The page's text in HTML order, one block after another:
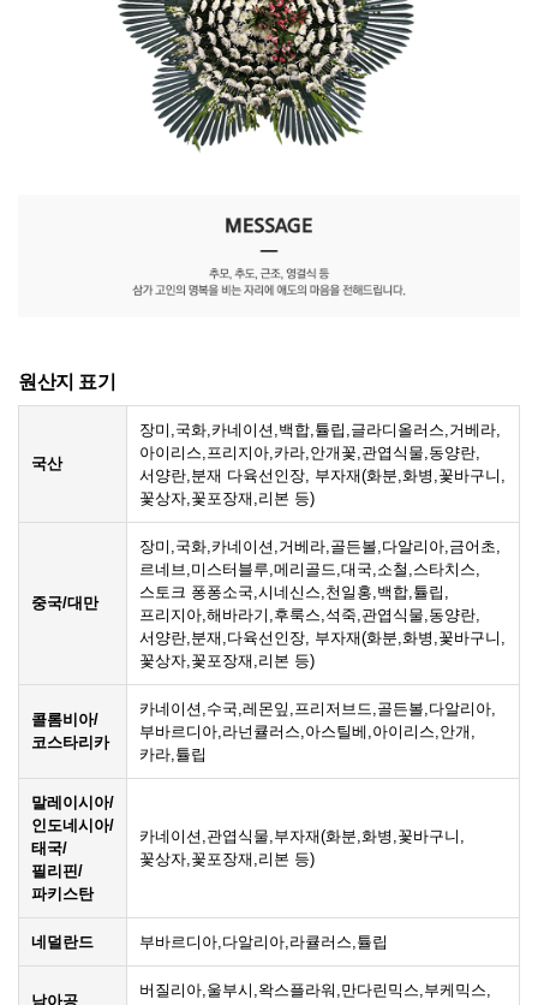
원산지 표기
국산
장미,국화,카네이션,백합,튤립,글라디올러스,거베라,
아이리스,프리지아,카라,안개꽃,관엽식물,동양란,
서양란,분재 다육선인장, 부자재(화분,화병,꽃바구니,
꽃상자,꽃포장재,리본 등)
중국/대만
장미,국화,카네이션,거베라,골든볼,다알리아,금어초,
르네브,미스터블루,메리골드,대국,소철,스타치스,
스토크 퐁퐁소국,시네신스,천일홍,백합,튤립,
프리지아,해바라기,후룩스,석죽,관엽식물,동양란,
서양란,분재,다육선인장, 부자재(화분,화병,꽃바구니,
꽃상자,꽃포장재,리본 등)
콜롬비아/
코스타리카
카네이션,수국,레몬잎,프리저브드,골든볼,다알리아,
부바르디아,라넌큘러스,아스틸베,아이리스,안개,
카라,튤립
말레이시아/
인도네시아/
태국/
필리핀/
파키스탄
카네이션,관엽식물,부자재(화분,화병,꽃바구니,
꽃상자,꽃포장재,리본 등)
네덜란드 부바르디아,다알리아,라큘러스,튤립
남아공
버질리아,울부시,왁스플라워,만다린믹스,부케믹스,